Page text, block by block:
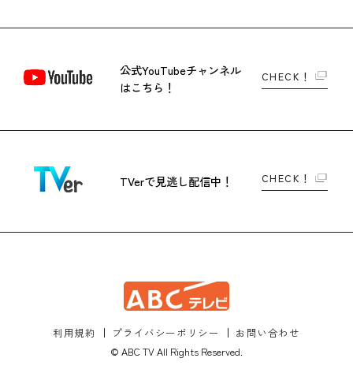
公式YouTubeチャンネル
はこちら！
CHECK！
TVerで見逃し配信中！ CHECK！
利用規約 プライバシーポリシー
お問い合わせ
© ABC TV All Rights Reserved.